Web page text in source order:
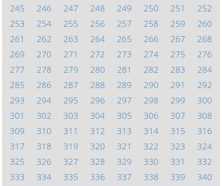
245
246 247 248 249 250 251
252
253
254 255 256 257 258 259
260
261
262 263 264 265 266 267
268
269
270 271 272 273 274 275
276
277
278 279 280 281 282 283
284
285
286 287 288 289 290 291
292
293
294 295 296 297 298 299
300
301
302 303 304 305 306 307
308
309
310 311 312 313 314 315
316
317
318 319 320 321 322 323
324
325
326 327 328 329 330 331
332
333
334 335 336 337 338 339
340